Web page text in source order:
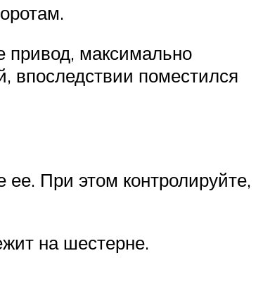
привод, максимально
впоследствии поместился
При этом контролируйте,
на шестерне.